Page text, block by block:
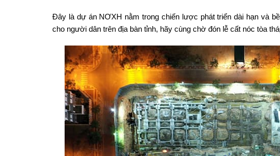
Đây là dự án NƠXH nằm trong chiến lược phát triển dài hạn và
cho người dân trên địa bàn tỉnh, hãy cùng chờ đón lễ cất nóc tòa